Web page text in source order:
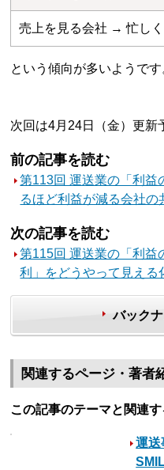
売上を見る会社 → 忙し
という傾向が多いようです
次回は4月24日（金）更新
前の記事を読む
第113回 運送業の「利益
るほど利益が減る会社の
次の記事を読む
第115回 運送業の「利益
利」をどうやって見える
バック
関連するページ・著者
この記事のテーマと関連
運送